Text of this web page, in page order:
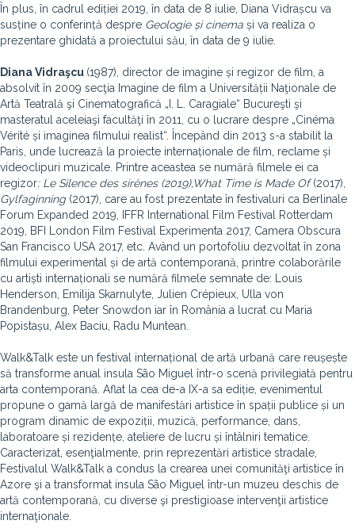
În plus, în cadrul ediției 2019, în data de 8 iulie, Diana Vidrașcu va
susține o conferință despre Geologie și cinema și va realiza o
prezentare ghidată a proiectului său, în data de 9 iulie.
Diana Vidraşcu (1987), director de imagine și regizor de film, a
absolvit în 2009 secţia Imagine de film a Universității Naţionale de
Artă Teatrală şi Cinematografică „I. L. Caragiale“ Bucureşti şi
masteratul aceleiaşi facultăţi în 2011, cu o lucrare despre „Cinéma
Vérité și imaginea filmului realist“. Începând din 2013 s-a stabilit la
Paris, unde lucrează la proiecte internaționale de film, reclame și
videoclipuri muzicale. Printre aceastea se numără filmele ei ca
regizor: Le Silence des sirènes (2019),What Time is Made Of(2017),
Gylfaginning(2017), care au fost prezentate în festivaluri ca Berlinale
Forum Expanded 2019, IFFR International Film Festival Rotterdam
2019, BFI London Film Festival Experimenta 2017, Camera Obscura
San Francisco USA 2017, etc. Având un portofoliu dezvoltat în zona
filmului experimental și de artă contemporană, printre colaborările
cu artiști internaționali se numără filmele semnate de: Louis
Henderson, Emilija Skarnulyte, Julien Crépieux, Ulla von
Brandenburg, Peter Snowdon iar în România a lucrat cu Maria
Popistașu, Alex Baciu, Radu Muntean.
Walk&Talk este un festival internațional de artă urbană care reușește
să transforme anual insula São Miguel într-o scenă privilegiată pentru
arta contemporană. Aflat la cea de-a IX-a sa ediție, evenimentul
propune o gamă largă de manifestări artistice în spații publice și un
program dinamic de expoziții, muzică, performance, dans,
laboratoare și rezidențe, ateliere de lucru și întâlniri tematice.
Caracterizat, esenţialmente, prin reprezentări artistice stradale,
Festivalul Walk&Talk a condus la crearea unei comunităţi artistice în
Azore şi a transformat insula São Miguel într-un muzeu deschis de
artă contemporană, cu diverse şi prestigioase intervenţii artistice
internaţionale.